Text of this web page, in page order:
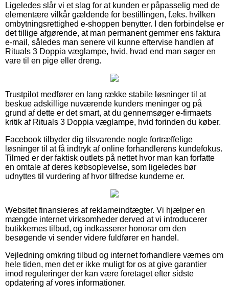
Ligeledes slår vi et slag for at kunden er påpasselig med de
elementære vilkår gældende for bestillingen, f.eks. hvilken
ombytningsrettighed e-shoppen benytter. I den forbindelse er
det tillige afgørende, at man permanent gemmer ens faktura
e-mail, således man senere vil kunne eftervise handlen af
Rituals 3 Doppia væglampe, hvid, hvad end man søger en
vare til en pige eller dreng.
Trustpilot medfører en lang række stabile løsninger til at
beskue adskillige nuværende kunders meninger og på
grund af dette er det smart, at du gennemsøger e-firmaets
kritik af Rituals 3 Doppia væglampe, hvid forinden du køber.
Facebook tilbyder dig tilsvarende nogle fortræffelige
løsninger til at få indtryk af online forhandlerens kundefokus.
Tilmed er der faktisk outlets på nettet hvor man kan forfatte
en omtale af deres købsoplevelse, som ligeledes bør
udnyttes til vurdering af hvor tilfredse kunderne er.
Websitet finansieres af reklameindtægter. Vi hjælper en
mængde internet virksomheder derved at vi introducerer
butikkernes tilbud, og indkasserer honorar om den
besøgende vi sender videre fuldfører en handel.
Vejledning omkring tilbud og internet forhandlere værnes om
hele tiden, men det er ikke muligt for os at give garantier
imod reguleringer der kan være foretaget efter sidste
opdatering af vores informationer.